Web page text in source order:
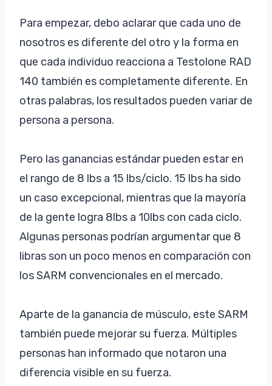
Para empezar, debo aclarar que cada uno de
nosotros es diferente del otro y la forma en
que cada individuo reacciona a Testolone RAD
140 también es completamente diferente. En
otras palabras, los resultados pueden variar de
persona a persona.
Pero las ganancias estándar pueden estar en
el rango de 8 lbs a 15 lbs/ciclo. 15 lbs ha sido
un caso excepcional, mientras que la mayoría
de la gente logra 8lbs a 10lbs con cada ciclo.
Algunas personas podrían argumentar que 8
libras son un poco menos en comparación con
los SARM convencionales en el mercado.
Aparte de la ganancia de músculo, este SARM
también puede mejorar su fuerza. Múltiples
personas han informado que notaron una
diferencia visible en su fuerza.